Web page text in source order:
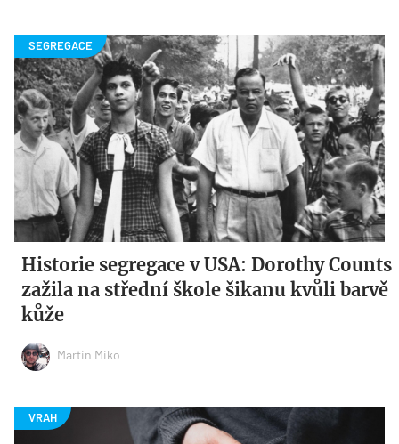
Historie segregace v USA: Dorothy Counts
zažila na střední škole šikanu kvůli barvě
kůže
Martin Miko